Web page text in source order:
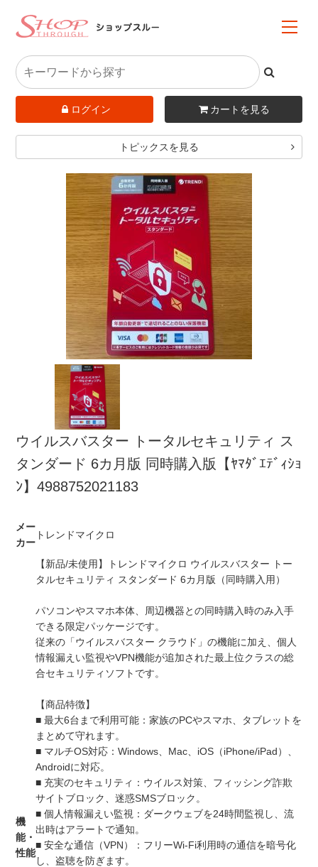
ログイン カートを見る
トピックスを見る
ウイルスバスター トータルセキュリティ ス
タンダード 6カ月版 同時購入版【ﾔﾏﾀﾞｴﾃﾞｨｼｮ
ﾝ】4988752021183
メー
カー
トレンドマイクロ
機
能・
性能
【新品/未使用】トレンドマイクロ ウイルスバスター トー
タルセキュリティ スタンダード 6カ月版（同時購入用）
パソコンやスマホ本体、周辺機器との同時購入時のみ入手
できる限定パッケージです。
従来の「ウイルスバスター クラウド」の機能に加え、個人
情報漏えい監視やVPN機能が追加された最上位クラスの総
合セキュリティソフトです。
【商品特徴】
■ 最大6台まで利用可能：家族のPCやスマホ、タブレットを
まとめて守れます。
■ マルチOS対応：Windows、Mac、iOS（iPhone/iPad）、
Androidに対応。
■ 充実のセキュリティ：ウイルス対策、フィッシング詐欺
サイトブロック、迷惑SMSブロック。
■ 個人情報漏えい監視：ダークウェブを24時間監視し、流
出時はアラートで通知。
■ 安全な通信（VPN）：フリーWi-Fi利用時の通信を暗号化
し、盗聴を防ぎます。